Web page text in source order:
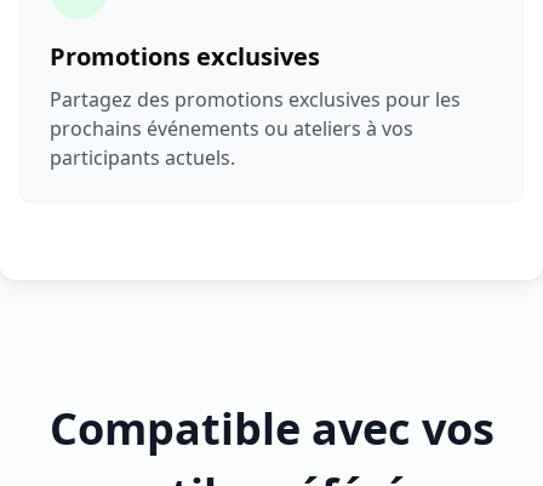
Promotions exclusives
Partagez des promotions exclusives pour les
prochains événements ou ateliers à vos
participants actuels.
Compatible avec vos